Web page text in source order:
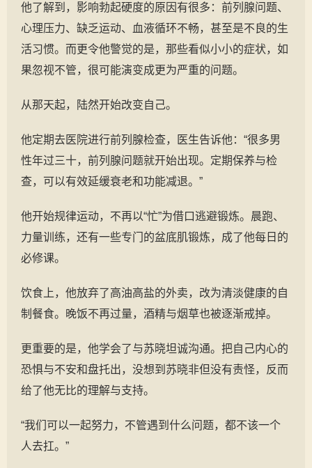
他了解到，影响勃起硬度的原因有很多：前列腺问题、
心理压力、缺乏运动、血液循环不畅，甚至是不良的生
活习惯。而更令他警觉的是，那些看似小小的症状，如
果忽视不管，很可能演变成更为严重的问题。
从那天起，陆然开始改变自己。
他定期去医院进行前列腺检查，医生告诉他：“很多男
性年过三十，前列腺问题就开始出现。定期保养与检
查，可以有效延缓衰老和功能减退。”
他开始规律运动，不再以“忙”为借口逃避锻炼。晨跑、
力量训练，还有一些专门的盆底肌锻炼，成了他每日的
必修课。
饮食上，他放弃了高油高盐的外卖，改为清淡健康的自
制餐食。晚饭不再过量，酒精与烟草也被逐渐戒掉。
更重要的是，他学会了与苏晓坦诚沟通。把自己内心的
恐惧与不安和盘托出，没想到苏晓非但没有责怪，反而
给了他无比的理解与支持。
“我们可以一起努力，不管遇到什么问题，都不该一个
人去扛。”